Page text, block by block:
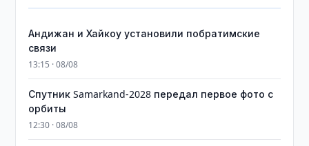
Андижан и Хайкоу установили побратимские
связи
13:15 · 08/08
Спутник Samarkand-2028 передал первое фото с
орбиты
12:30 · 08/08